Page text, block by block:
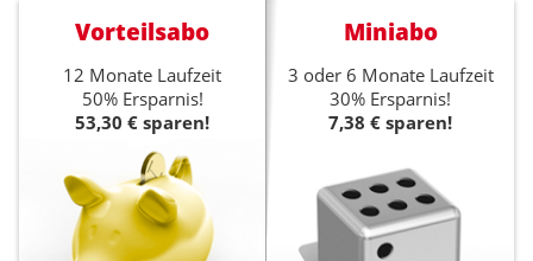
Vorteilsabo
12 Monate Laufzeit
50% Ersparnis!
53,30 € sparen!
Miniabo
3 oder 6 Monate Laufzeit
30% Ersparnis!
7,38 € sparen!